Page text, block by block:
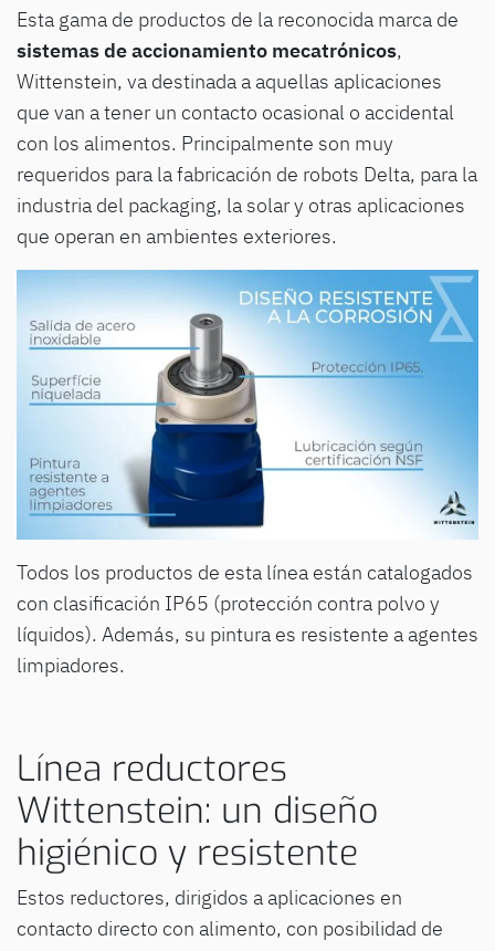
Esta gama de productos de la reconocida marca de
sistemas de accionamiento mecatrónicos,
Wittenstein, va destinada a aquellas aplicaciones
que van a tener un contacto ocasional o accidental
con los alimentos. Principalmente son muy
requeridos para la fabricación de robots Delta, para la
industria del packaging, la solar y otras aplicaciones
que operan en ambientes exteriores.
Todos los productos de esta línea están catalogados
con clasificación IP65 (protección contra polvo y
líquidos). Además, su pintura es resistente a agentes
limpiadores.
Línea reductores
Wittenstein: un diseño
higiénico y resistente
Estos reductores, dirigidos a aplicaciones en
contacto directo con alimento, con posibilidad de